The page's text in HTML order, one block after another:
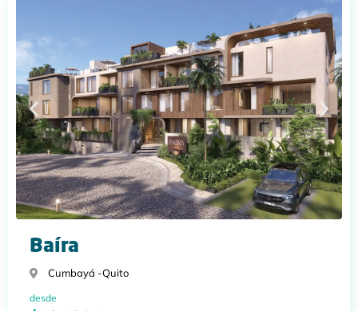
Baíra
Cumbayá -Quito
desde